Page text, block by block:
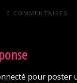
0 COMMENTAIRES
pour poster